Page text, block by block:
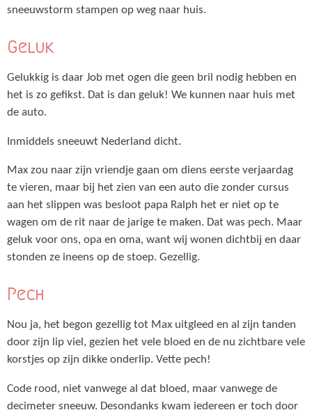
sneeuwstorm stampen op weg naar huis.
Geluk
Gelukkig is daar Job met ogen die geen bril nodig hebben en
het is zo gefikst. Dat is dan geluk! We kunnen naar huis met
de auto.
Inmiddels sneeuwt Nederland dicht.
Max zou naar zijn vriendje gaan om diens eerste verjaardag
te vieren, maar bij het zien van een auto die zonder cursus
aan het slippen was besloot papa Ralph het er niet op te
wagen om de rit naar de jarige te maken. Dat was pech. Maar
geluk voor ons, opa en oma, want wij wonen dichtbij en daar
stonden ze ineens op de stoep. Gezellig.
Pech
Nou ja, het begon gezellig tot Max uitgleed en al zijn tanden
door zijn lip viel, gezien het vele bloed en de nu zichtbare vele
korstjes op zijn dikke onderlip. Vette pech!
Code rood, niet vanwege al dat bloed, maar vanwege de
decimeter sneeuw. Desondanks kwam iedereen er toch door